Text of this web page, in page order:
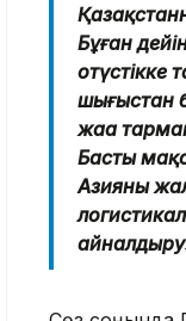
Бұған
оңтүстікке
шығыстан
жаңа
Басты
Азияны